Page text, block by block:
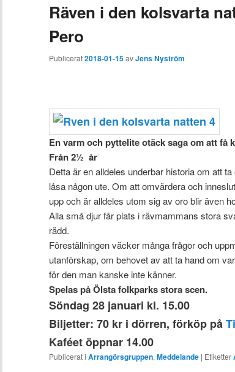
Räven i den kolsvarta
Pero
Publicerat2018-01-15avJens Nyström
En varm och pyttelite otäck saga om att få
Från 2½ år
Detta är en alldeles underbar historia om att
låsa någon ute. Om att omvärdera och
upp och är alldeles utom sig av oro blir även
Alla små djur får plats i rävmammans stora
rädd.
Föreställningen väcker många frågor och
utanförskap, om behovet av att ta hand om
för den man kanske inte känner.
Spelas på Ölsta folkparks stora scen.
Söndag 28 januari kl. 15.00
Biljetter: 70 kr i dörren, förköp på
Kaféet öppnar 14.00
Publicerat i Arrangörsgruppen, Meddelande | Etiketter